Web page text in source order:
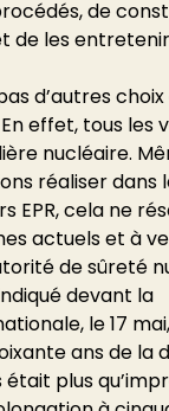
de
de les
d’autres
En effet, tous les
nucléaire.
réaliser dans
EPR, cela ne
actuels et à
de sûreté
devant la
le 17
ans de la
plus